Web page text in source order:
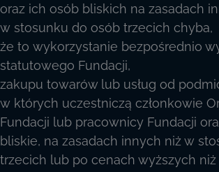
oraz ich osób bliskich na zasadach
w stosunku do osób trzecich chyba,
że to wykorzystanie bezpośrednio
statutowego Fundacji,
zakupu towarów lub usług od
w których uczestniczą członkowie
Fundacji lub pracownicy Fundacji
bliskie, na zasadach innych niż w
trzecich lub po cenach wyższych